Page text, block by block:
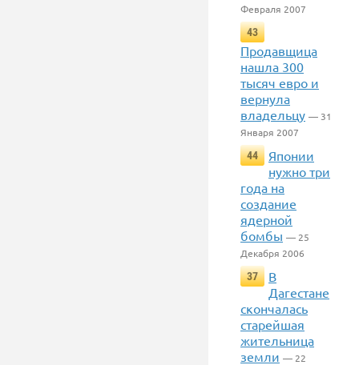
Февраля 2007
43
Продавщица
нашла 300
тысяч евро и
вернула
владельцу — 31
Января 2007
44
Японии
нужно три
года на
создание
ядерной
бомбы — 25
Декабря 2006
37
В
Дагестане
скончалась
старейшая
жительница
земли — 22